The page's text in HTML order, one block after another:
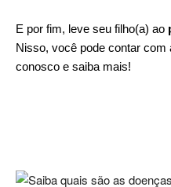
E por fim, leve seu filho(a) ao
Nisso, você pode contar com
conosco e saiba mais!